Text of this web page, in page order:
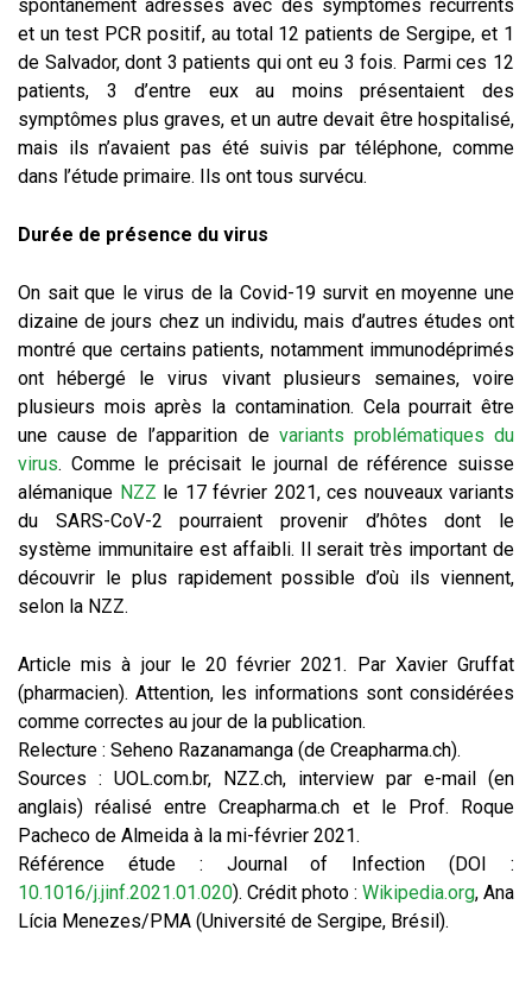
spontanément adressés avec des symptômes récurrents
et un test PCR positif, au total 12 patients de Sergipe, et 1
de Salvador, dont 3 patients qui ont eu 3 fois. Parmi ces 12
patients, 3 d’entre eux au moins présentaient des
symptômes plus graves, et un autre devait être hospitalisé,
mais ils n’avaient pas été suivis par téléphone, comme
dans l’étude primaire. Ils ont tous survécu.
Durée de présence du virus
On sait que le virus de la Covid-19 survit en moyenne une
dizaine de jours chez un individu, mais d’autres études ont
montré que certains patients, notamment immunodéprimés
ont hébergé le virus vivant plusieurs semaines, voire
plusieurs mois après la contamination. Cela pourrait être
une cause de l’apparition de variants problématiques du
virus. Comme le précisait le journal de référence suisse
alémanique NZZ le 17 février 2021, ces nouveaux variants
du SARS-CoV-2 pourraient provenir d’hôtes dont le
système immunitaire est affaibli. Il serait très important de
découvrir le plus rapidement possible d’où ils viennent,
selon la NZZ.
Article mis à jour le 20 février 2021. Par Xavier Gruffat
(pharmacien). Attention, les informations sont considérées
comme correctes au jour de la publication.
Relecture : Seheno Razanamanga (de Creapharma.ch).
Sources : UOL.com.br, NZZ.ch, interview par e-mail (en
anglais) réalisé entre Creapharma.ch et le Prof. Roque
Pacheco de Almeida à la mi-février 2021.
Référence étude : Journal of Infection (DOI :
10.1016/j.jinf.2021.01.020). Crédit photo : Wikipedia.org, Ana
Lícia Menezes/PMA (Université de Sergipe, Brésil).